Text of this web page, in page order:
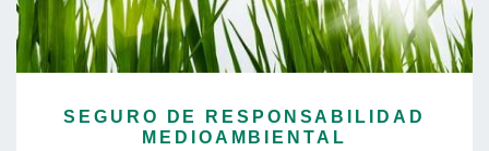
SEGURO DE RESPONSABILIDAD
MEDIOAMBIENTAL